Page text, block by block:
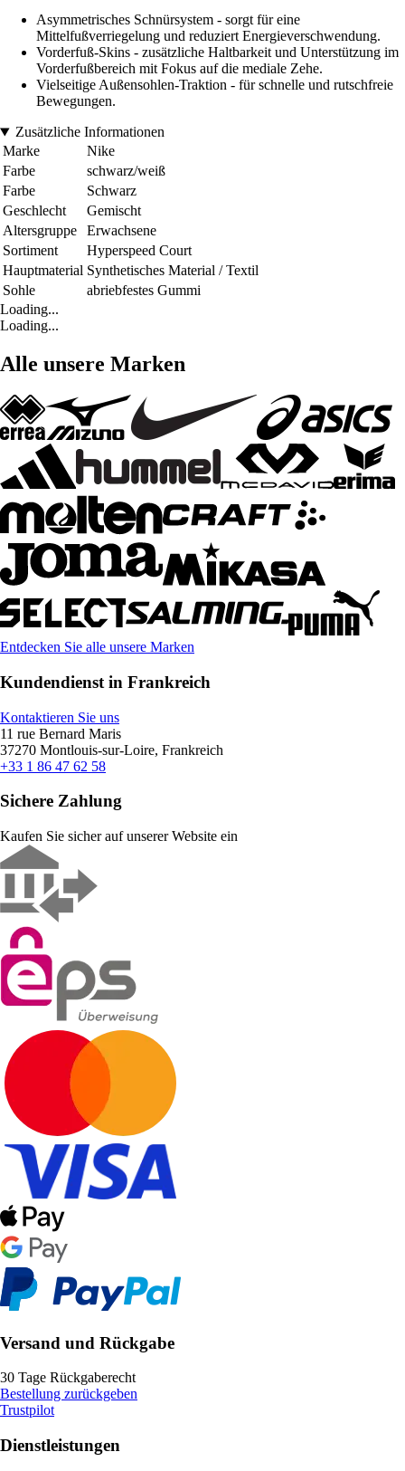
Asymmetrisches Schnürsystem - sorgt für eine
Mittelfußverriegelung und reduziert Energieverschwendung.
Vorderfuß-Skins - zusätzliche Haltbarkeit und Unterstützung im
Vorderfußbereich mit Fokus auf die mediale Zehe.
Vielseitige Außensohlen-Traktion - für schnelle und rutschfreie
Bewegungen.
Zusätzliche Informationen
Marke
Nike
Farbe
schwarz/weiß
Farbe
Schwarz
Geschlecht
Gemischt
Altersgruppe
Erwachsene
Sortiment
Hyperspeed Court
Hauptmaterial Synthetisches Material / Textil
Sohle
abriebfestes Gummi
Loading...
Loading...
Alle unsere Marken
Entdecken Sie alle unsere Marken
Kundendienst in Frankreich
Kontaktieren Sie uns
11 rue Bernard Maris
37270 Montlouis-sur-Loire, Frankreich
+33 1 86 47 62 58
Sichere Zahlung
Kaufen Sie sicher auf unserer Website ein
Versand und Rückgabe
30 Tage Rückgaberecht
Bestellung zurückgeben
Trustpilot
Dienstleistungen